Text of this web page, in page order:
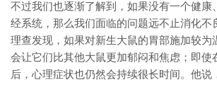
不过我们也逐渐了解到，如果没有一个健康
经系统，那么我们面临的问题远不止消化不
理查发现，如果对新生大鼠的胃部施加较为
会让它们比其他大鼠更加郁闷和焦虑；即使
后，心理症状也仍然会持续很长时间。他说